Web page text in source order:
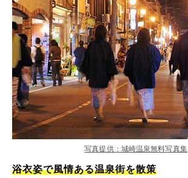
浴衣姿で風情ある温泉街を散策
写真提供：城崎温泉無料写真集